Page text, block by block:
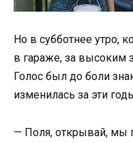
Но в субботнее утро,
в гараже, за высоким
Голос был до боли
изменилась за эти
— Поля, открывай, мы